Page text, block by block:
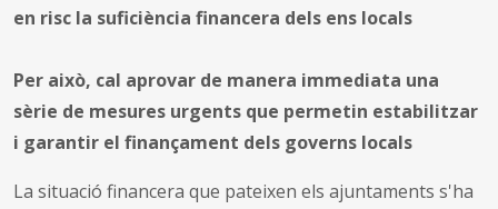
en risc la suficiència financera dels ens locals
Per això, cal aprovar de manera immediata una
sèrie de mesures urgents que permetin estabilitzar
i garantir el finançament dels governs locals
La situació financera que pateixen els ajuntaments s'ha